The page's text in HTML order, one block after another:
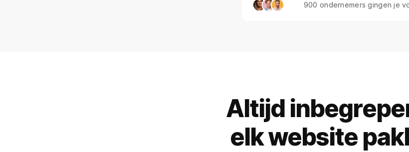
900 ondernemers gingen je
Altijd
elk website